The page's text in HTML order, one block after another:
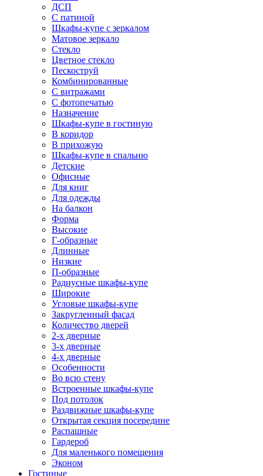
ДСП
С патиной
Шкафы-купе с зеркалом
Матовое зеркало
Стекло
Цветное стекло
Пескоструй
Комбинированные
С витражами
С фотопечатью
Назначение
Шкафы-купе в гостиную
В коридор
В прихожую
Шкафы-купе в спальню
Детские
Офисные
Для книг
Для одежды
На балкон
Форма
Высокие
Г-образные
Длинные
Низкие
П-образные
Радиусные шкафы-купе
Широкие
Угловые шкафы-купе
Закругленный фасад
Количество дверей
2-х дверные
3-х дверные
4-х дверные
Особенности
Во всю стену
Встроенные шкафы-купе
Под потолок
Раздвижные шкафы-купе
Открытая секция посередине
Распашные
Гардероб
Для маленького помещения
Эконом
Гостиные